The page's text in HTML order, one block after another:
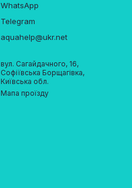
WhatsApp
Telegram
aquahelp@ukr.net
вул. Сагайдачного, 16,
Софіївська Борщагівка,
Київська обл.
Мапа проїзду